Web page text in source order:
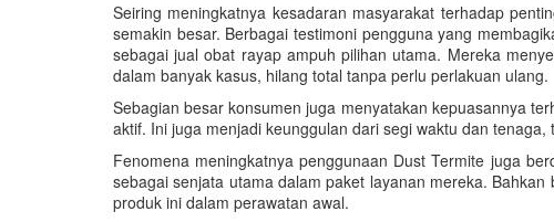
Seiring meningkatnya kesadaran masyarakat terhadap
semakin besar. Berbagai testimoni pengguna yang
sebagai jual obat rayap ampuh pilihan utama. Mereka
dalam banyak kasus, hilang total tanpa perlu perlakuan ulang.
Sebagian besar konsumen juga menyatakan kepuasannya
aktif. Ini juga menjadi keunggulan dari segi waktu dan
Fenomena meningkatnya penggunaan Dust Termite juga
sebagai senjata utama dalam paket layanan mereka.
produk ini dalam perawatan awal.